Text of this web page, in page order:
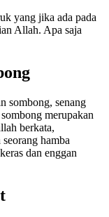
yang jika ada pada
Allah. Apa saja
sombong, senang
merupakan
berkata,
hamba
dan enggan